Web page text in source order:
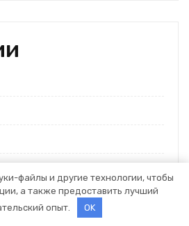
файлы и другие технологии, чтобы
а также предоставить лучший
опыт.
OK